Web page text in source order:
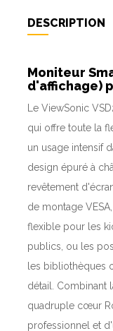
DESCRIPTION
Moniteur
d'affichage)
Le ViewSonic
qui offre toute la
un usage intensif
design épuré à
revêtement
de montage
flexible pour les
publics, ou les
les bibliothèques
détail. Combinant
quadruple cœur
professionnel et